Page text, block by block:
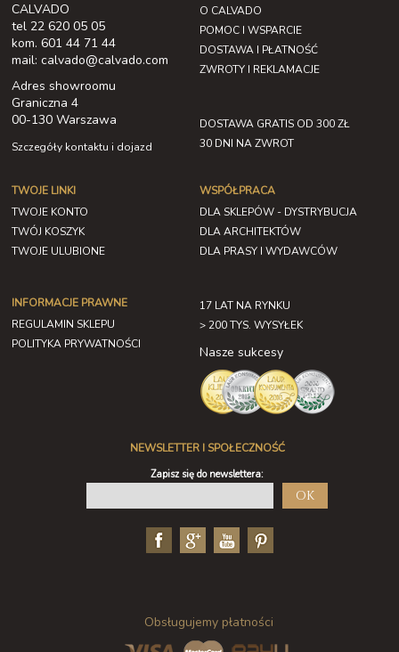
CALVADO
tel 22 620 05 05
kom. 601 44 71 44
mail: calvado@calvado.com
Adres showroomu
Graniczna 4
00-130 Warszawa
Szczegóły kontaktu i dojazd
O CALVADO
POMOC I WSPARCIE
DOSTAWA I PŁATNOŚĆ
ZWROTY I REKLAMACJE
DOSTAWA GRATIS OD 300 ZŁ
30 DNI NA ZWROT
TWOJE LINKI
TWOJE KONTO
TWÓJ KOSZYK
TWOJE ULUBIONE
INFORMACJE PRAWNE
REGULAMIN SKLEPU
POLITYKA PRYWATNOŚCI
WSPÓŁPRACA
DLA SKLEPÓW - DYSTRYBUCJA
DLA ARCHITEKTÓW
DLA PRASY I WYDAWCÓW
17 LAT NA RYNKU
> 200 TYS. WYSYŁEK
Nasze sukcesy
NEWSLETTER I SPOŁECZNOŚĆ
Zapisz się do newslettera:
OK
Obsługujemy płatności